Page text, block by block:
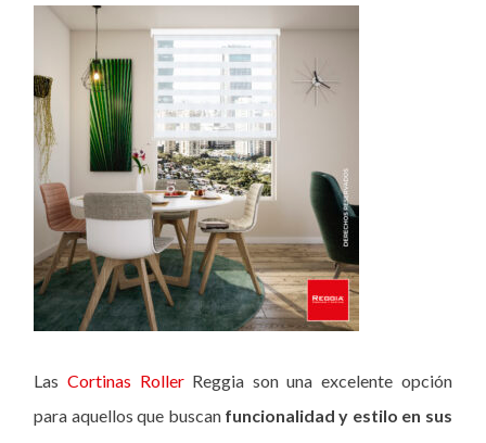
Las Cortinas RollerReggia son una excelente opción
para aquellos que buscan funcionalidad y estilo en sus